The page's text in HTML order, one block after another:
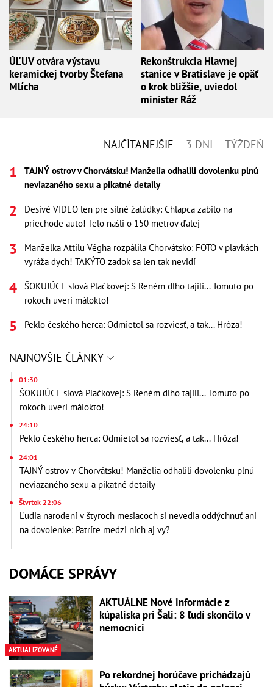
ÚĽUV otvára výstavu
keramickej tvorby Štefana
Mlícha
Rekonštrukcia Hlavnej
stanice v Bratislave je opäť
o krok bližšie, uviedol
minister Ráž
NAJČÍTANEJŠIE 3 DNI TÝŽDEŇ
TAJNÝ ostrov v Chorvátsku! Manželia odhalili dovolenku plnú
neviazaného sexu a pikatné detaily
Desivé VIDEO len pre silné žalúdky: Chlapca zabilo na
priechode auto! Telo našli o 150 metrov ďalej
Manželka Attilu Végha rozpálila Chorvátsko: FOTO v plavkách
vyráža dych! TAKÝTO zadok sa len tak nevidí
ŠOKUJÚCE slová Plačkovej: S Reném dlho tajili... Tomuto po
rokoch uverí málokto!
Peklo českého herca: Odmietol sa rozviesť, a tak... Hrôza!
NAJNOVŠIE ČLÁNKY
01:30
ŠOKUJÚCE slová Plačkovej: S Reném dlho tajili... Tomuto po
rokoch uverí málokto!
24:10
Peklo českého herca: Odmietol sa rozviesť, a tak... Hrôza!
24:01
TAJNÝ ostrov v Chorvátsku! Manželia odhalili dovolenku plnú
neviazaného sexu a pikatné detaily
Štvrtok 22:06
Ľudia narodení v štyroch mesiacoch si nevedia oddýchnuť ani
na dovolenke: Patríte medzi nich aj vy?
DOMÁCE SPRÁVY
AKTUALIZOVANÉ
AKTUÁLNE Nové informácie z
kúpaliska pri Šali: 8 ľudí skončilo v
nemocnici
Po rekordnej horúčave prichádzajú